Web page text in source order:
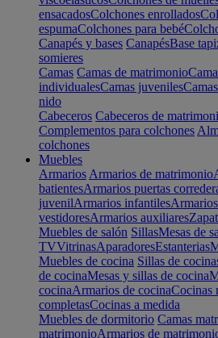
ensacadosColchones enrollados
espumaColchones para bebé
Canapés y bases CanapésBase
somieres
Camas Camas de matrimonio
individualesCamas juveniles
nido
Cabeceros Cabeceros de
Complementos para colchones
colchones
Muebles
Armarios Armarios de matrimonio
batientesArmarios puertas
juvenilArmarios infantiles
vestidoresArmarios auxiliares
Muebles de salón SillasMesas de
TVVitrinasAparadoresEstanterias
Muebles de cocina Sillas de
de cocinaMesas y sillas de cocina
cocinaArmarios de cocinaCocinas
completasCocinas a medida
Muebles de dormitorio Camas
matrimonioArmarios de